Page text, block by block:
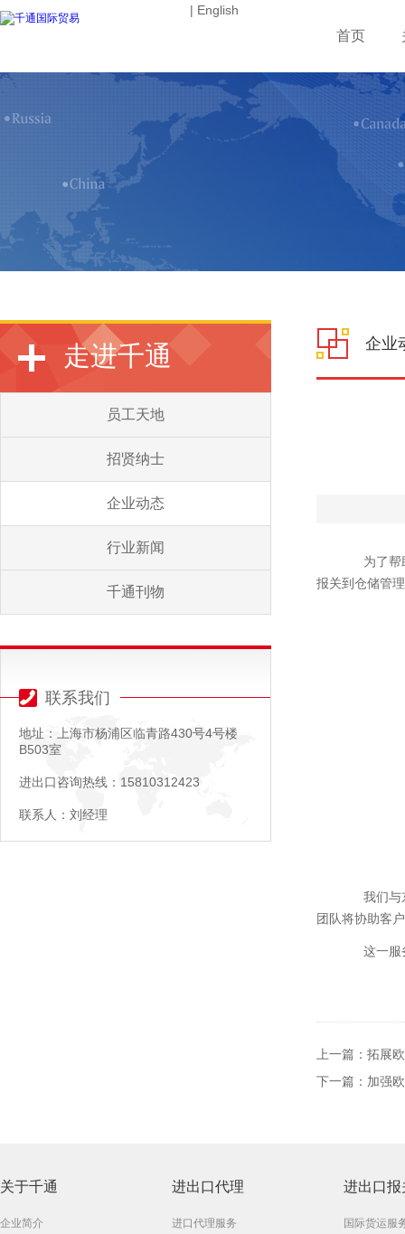
| English
首页
走进千通
员工天地
招贤纳士
企业动态
行业新闻
千通刊物
联系我们
地址：上海市杨浦区临青路430号4号楼
B503室
进出口咨询热线：15810312423
联系人：刘经理
企业
为了帮助
报关到仓储管
我们与东
团队将协助客
这一服务
上一篇： 拓展
下一篇： 加强
关于千通
企业简介
进出口代理
进口代理服务
进出口报
国际货运服